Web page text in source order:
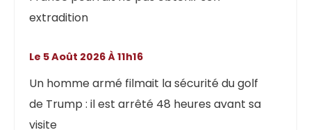
extradition
Un homme armé filmait la sécurité du golf
de Trump : il est arrêté 48 heures avant sa
visite
Le 5 Août 2026 À 11h16